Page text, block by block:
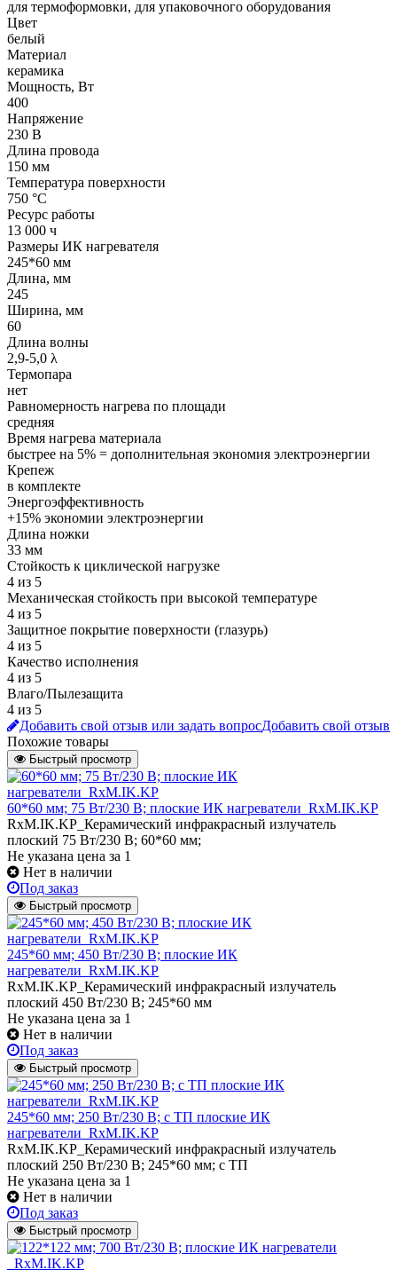
для термоформовки, для упаковочного оборудования
Цвет
белый
Материал
керамика
Мощность, Вт
400
Напряжение
230 В
Длина провода
150 мм
Температура поверхности
750 °С
Ресурс работы
13 000 ч
Размеры ИК нагревателя
245*60 мм
Длина, мм
245
Ширина, мм
60
Длина волны
2,9-5,0 λ
Термопара
нет
Равномерность нагрева по площади
средняя
Время нагрева материала
быстрее на 5% = дополнительная экономия электроэнергии
Крепеж
в комплекте
Энергоэффективность
+15% экономии электроэнергии
Длина ножки
33 мм
Стойкость к циклической нагрузке
4 из 5
Механическая стойкость при высокой температуре
4 из 5
Защитное покрытие поверхности (глазурь)
4 из 5
Качество исполнения
4 из 5
Влаго/Пылезащита
4 из 5
Добавить свой отзыв или задать вопросДобавить свой отзыв
Похожие товары
Быстрый просмотр
60*60 мм; 75 Вт/230 В; плоские ИК нагреватели_RxM.IK.KP
RxM.IK.KP_Керамический инфракрасный излучатель
плоский 75 Вт/230 В; 60*60 мм;
Не указана цена за 1
Нет в наличии
Под заказ
Быстрый просмотр
245*60 мм; 450 Вт/230 В; плоские ИК
нагреватели_RxM.IK.KP
RxM.IK.KP_Керамический инфракрасный излучатель
плоский 450 Вт/230 В; 245*60 мм
Не указана цена за 1
Нет в наличии
Под заказ
Быстрый просмотр
245*60 мм; 250 Вт/230 В; с ТП плоские ИК
нагреватели_RxM.IK.KP
RxM.IK.KP_Керамический инфракрасный излучатель
плоский 250 Вт/230 В; 245*60 мм; с ТП
Не указана цена за 1
Нет в наличии
Под заказ
Быстрый просмотр